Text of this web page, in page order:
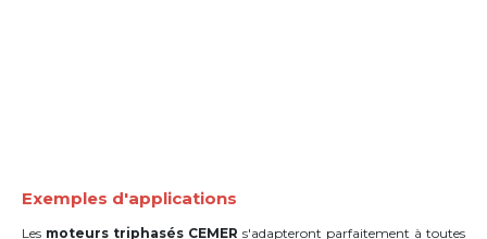
Exemples d'applications
Les moteurs triphasés CEMER s'adapteront parfaitement à toutes